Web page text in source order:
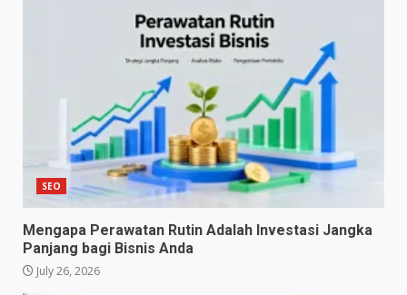
SEO
Mengapa Perawatan Rutin Adalah Investasi Jangka
Panjang bagi Bisnis Anda
July 26, 2026